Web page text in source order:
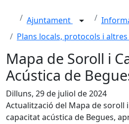
Ajuntament
Plans locals, protocols i
Mapa de Soroll i
Acústica de
Dilluns, 29 de juliol de 2024
Actualització del Mapa de soroll
capacitat acústica de Begues,